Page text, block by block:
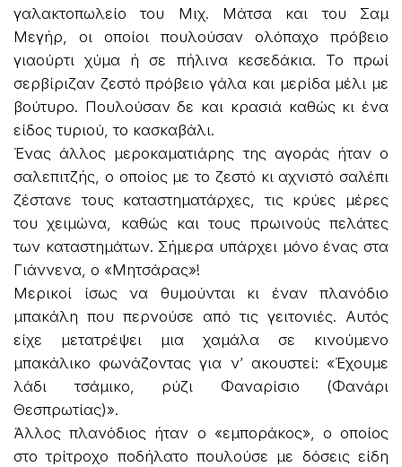
γαλακτοπωλείο του Μιχ. Μάτσα και του Σαμ
Μεγήρ, οι οποίοι πουλούσαν ολόπαχο πρόβειο
γιαούρτι χύμα ή σε πήλινα κεσεδάκια. Το πρωί
σερβίριζαν ζεστό πρόβειο γάλα και μερίδα μέλι με
βούτυρο. Πουλούσαν δε και κρασιά καθώς κι ένα
είδος τυριού, το κασκαβάλι.
Ένας άλλος μεροκαματιάρης της αγοράς ήταν ο
σαλεπιτζής, ο οποίος με το ζεστό κι αχνιστό σαλέπι
ζέστανε τους καταστηματάρχες, τις κρύες μέρες
του χειμώνα, καθώς και τους πρωινούς πελάτες
των καταστημάτων. Σήμερα υπάρχει μόνο ένας στα
Γιάννενα, ο «Μητσάρας»!
Μερικοί ίσως να θυμούνται κι έναν πλανόδιο
μπακάλη που περνούσε από τις γειτονιές. Αυτός
είχε μετατρέψει μια χαμάλα σε κινούμενο
μπακάλικο φωνάζοντας για ν’ ακουστεί: «Έχουμε
λάδι τσάμικο, ρύζι Φαναρίσιο (Φανάρι
Θεσπρωτίας)».
Άλλος πλανόδιος ήταν ο «εμποράκος», ο οποίος
στο τρίτροχο ποδήλατο πουλούσε με δόσεις είδη